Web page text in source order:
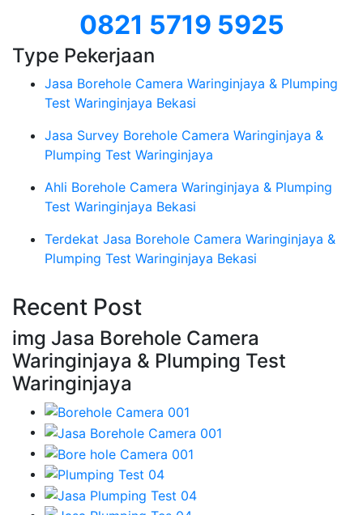
0821 5719 5925
Type Pekerjaan
Jasa Borehole Camera Waringinjaya & Plumping
Test Waringinjaya Bekasi
Jasa Survey Borehole Camera Waringinjaya &
Plumping Test Waringinjaya
Ahli Borehole Camera Waringinjaya & Plumping
Test Waringinjaya Bekasi
Terdekat Jasa Borehole Camera Waringinjaya &
Plumping Test Waringinjaya Bekasi
Recent Post
img Jasa Borehole Camera
Waringinjaya & Plumping Test
Waringinjaya